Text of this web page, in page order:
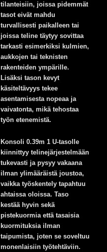
tilanteisiin, joissa pidemmät
tasot eivät mahdu
turvallisesti paikalleen tai
joissa teline täytyy sovittaa
tarkasti esimerkiksi kulmien,
aukkojen tai teknisten
rakenteiden ympärille.
Lisäksi tason kevyt
käsiteltävyys tekee
asentamisesta nopeaa ja
vaivatonta, mikä tehostaa
työn etenemistä.
Konsoli 0.39m 1 U-tasolle
kiinnittyy telinejärjestelmään
tukevasti ja pysyy vakaana
ilman ylimääräistä joustoa,
vaikka työskentely tapahtuu
ahtaissa oloissa. Taso
kestää hyvin sekä
pistekuormia että tasaisia
kuormituksia ilman
taipumista, joten se soveltuu
monenlaisiin työtehtäviin.